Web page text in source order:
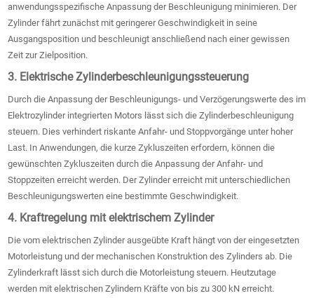
anwendungsspezifische Anpassung der Beschleunigung minimieren. Der
Zylinder fährt zunächst mit geringerer Geschwindigkeit in seine
Ausgangsposition und beschleunigt anschließend nach einer gewissen
Zeit zur Zielposition.
3. Elektrische Zylinderbeschleunigungssteuerung
Durch die Anpassung der Beschleunigungs- und Verzögerungswerte des im
Elektrozylinder integrierten Motors lässt sich die Zylinderbeschleunigung
steuern. Dies verhindert riskante Anfahr- und Stoppvorgänge unter hoher
Last. In Anwendungen, die kurze Zykluszeiten erfordern, können die
gewünschten Zykluszeiten durch die Anpassung der Anfahr- und
Stoppzeiten erreicht werden. Der Zylinder erreicht mit unterschiedlichen
Beschleunigungswerten eine bestimmte Geschwindigkeit.
4. Kraftregelung mit elektrischem Zylinder
Die vom elektrischen Zylinder ausgeübte Kraft hängt von der eingesetzten
Motorleistung und der mechanischen Konstruktion des Zylinders ab. Die
Zylinderkraft lässt sich durch die Motorleistung steuern. Heutzutage
werden mit elektrischen Zylindern Kräfte von bis zu 300 kN erreicht.